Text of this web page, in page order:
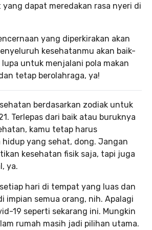
yang dapat meredakan rasa nyeri di
yang diperkirakan akan
kesehatanmu akan baik-
untuk menjalani pola makan
tetap berolahraga, ya!
berdasarkan zodiak untuk
Terlepas dari baik atau buruknya
kamu tetap harus
hidup yang sehat, dong. Jangan
kesehatan fisik saja, tapi juga
ya.
hari di tempat yang luas dan
impian semua orang, nih. Apalagi
19 seperti sekarang ini. Mungkin
rumah masih jadi pilihan utama.